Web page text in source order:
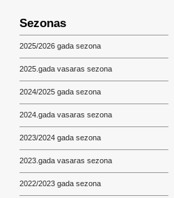
Sezonas
2025/2026 gada sezona
2025.gada vasaras sezona
2024/2025 gada sezona
2024.gada vasaras sezona
2023/2024 gada sezona
2023.gada vasaras sezona
2022/2023 gada sezona